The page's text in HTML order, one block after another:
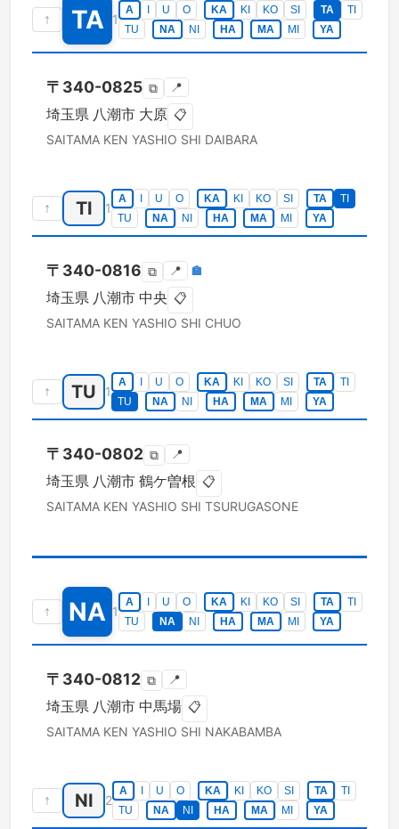
↑ TA 1
A U O KA KI KO SI TA
TI
TU
NA NI HA MA MI YA
〒 340-0825 ⧉ 📍
埼玉県 八潮市 大原 📋
SAITAMA KEN YASHIO SHI DAIBARA
↑ TI 1
A U O KA KI KO SI TA
TI
TU
NA NI HA MA MI YA
〒 340-0816 ⧉ 📍 🏣
埼玉県 八潮市 中央 📋
SAITAMA KEN YASHIO SHI CHUO
↑ TU 1
A U O KA KI KO SI TA
TI
TU
NA NI HA MA MI YA
〒 340-0802 ⧉ 📍
埼玉県 八潮市 鶴ケ曽根 📋
SAITAMA KEN YASHIO SHI TSURUGASONE
↑ NA 1
A U O KA KI KO SI TA
TI
TU
NA NI HA MA MI YA
〒 340-0812 ⧉ 📍
埼玉県 八潮市 中馬場 📋
SAITAMA KEN YASHIO SHI NAKABAMBA
↑ NI 2
A U O KA KI KO SI TA
TI
TU
NA NI HA MA MI YA